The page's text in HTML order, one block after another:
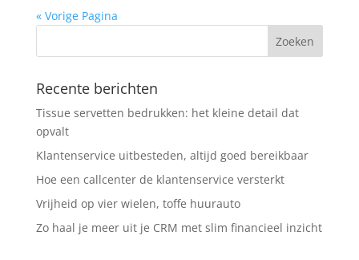
« Vorige Pagina
Recente berichten
Tissue servetten bedrukken: het kleine detail dat
opvalt
Klantenservice uitbesteden, altijd goed bereikbaar
Hoe een callcenter de klantenservice versterkt
Vrijheid op vier wielen, toffe huurauto
Zo haal je meer uit je CRM met slim financieel inzicht